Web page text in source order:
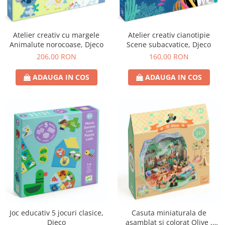
Atelier creativ cu margele
Animalute norocoase, Djeco
206,00 RON
ADAUGA IN COS
Atelier creativ cianotipie
Scene subacvatice, Djeco
160,00 RON
ADAUGA IN COS
Joc educativ 5 jocuri clasice,
Djeco
Casuta miniaturala de
asamblat si colorat Olive ,